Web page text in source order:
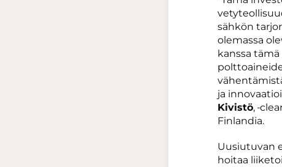
sähkön
olemassa
kanssa
ja
Kivistö,
Finlandia.
Uusiutuvan
hoitaa